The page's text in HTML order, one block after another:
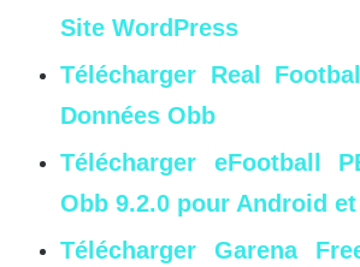
Site WordPress
Télécharger Real
Données Obb
Télécharger eFootball
Obb 9.2.0 pour Android et
Télécharger Garena